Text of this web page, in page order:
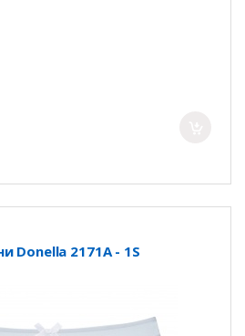
Donella 2171A - 1S